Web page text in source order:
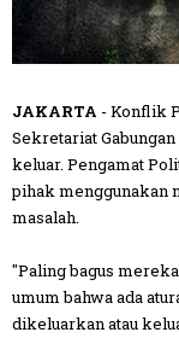
JAKARTA - Konflik
Sekretariat
keluar. Pengamat
pihak menggunakan
masalah.
"Paling bagus
umum bahwa ada
dikeluarkan atau